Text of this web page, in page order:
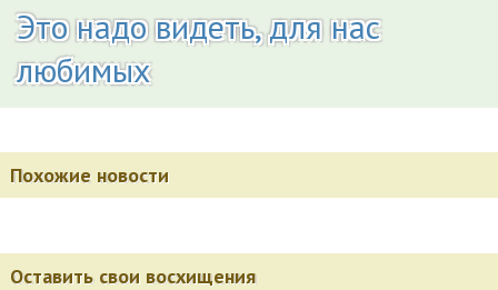
Это надо видеть, для нас
любимых
Похожие новости
Оставить свои восхищения